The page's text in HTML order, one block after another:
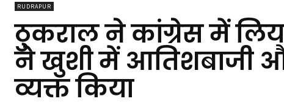
RUDRAPUR
ठुकराल ने कांग्रेस में
ने खुशी में आतिशबाजी
व्यक्त किया